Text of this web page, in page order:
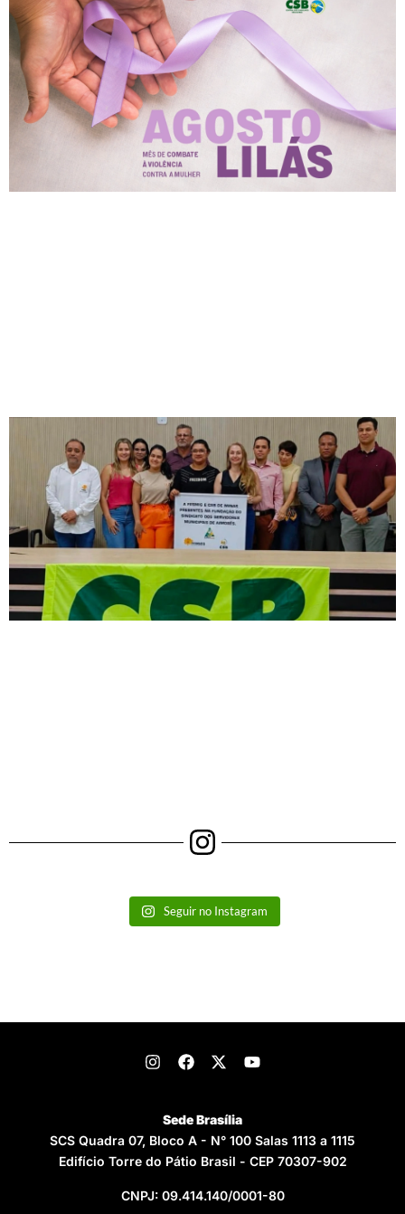
Seguir no Instagram
Sede Brasília
SCS Quadra 07, Bloco A - N° 100 Salas 1113 a 1115
Edifício Torre do Pátio Brasil - CEP 70307-902
CNPJ: 09.414.140/0001-80